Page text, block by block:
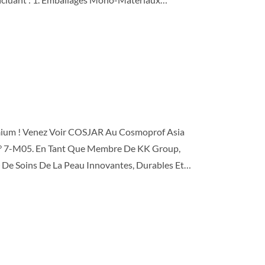
Les Marques De Soins De La Peau De
! Venez Voir COSJAR Au Cosmoprof Asia
M05. En Tant Que Membre De KK Group,
Soins De La Peau Innovantes, Durables Et
Confiance, Qualité Et Durabilité. Façonnons